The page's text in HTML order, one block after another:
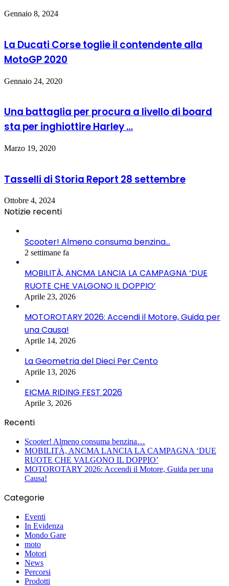
Gennaio 8, 2024
La Ducati Corse toglie il contendente alla
MotoGP 2020
Gennaio 24, 2020
Una battaglia per procura a livello di board
sta per inghiottire Harley …
Marzo 19, 2020
Tasselli di Storia Report 28 settembre
Ottobre 4, 2024
Notizie recenti
Scooter! Almeno consuma benzina…
2 settimane fa
MOBILITÀ, ANCMA LANCIA LA CAMPAGNA ‘DUE
RUOTE CHE VALGONO IL DOPPIO’
Aprile 23, 2026
MOTOROTARY 2026: Accendi il Motore, Guida per
una Causa!
Aprile 14, 2026
La Geometria del Dieci Per Cento
Aprile 13, 2026
EICMA RIDING FEST 2026
Aprile 3, 2026
Recenti
Scooter! Almeno consuma benzina…
MOBILITÀ, ANCMA LANCIA LA CAMPAGNA ‘DUE
RUOTE CHE VALGONO IL DOPPIO’
MOTOROTARY 2026: Accendi il Motore, Guida per una
Causa!
Categorie
Eventi
In Evidenza
Mondo Gare
moto
Motori
News
Percorsi
Prodotti